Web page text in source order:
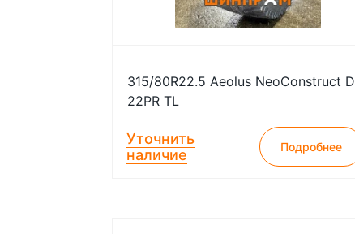
315/80R22.5 Aeolus NeoConstruct D
22PR TL
Уточнить
наличие
Подробнее